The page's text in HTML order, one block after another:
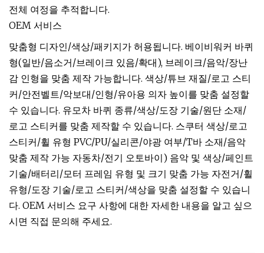
전체 여정을 추적합니다.
OEM 서비스
맞춤형 디자인/색상/패키지가 허용됩니다. 베이비워커 바퀴
형(일반/음소거/브레이크 있음/확대), 브레이크/음악/장난
감 인형을 맞춤 제작 가능합니다. 색상/튜브 재질/로고 스티
커/안전벨트/악보대/인형/유아용 의자 높이를 맞춤 설정할
수 있습니다. 유모차 바퀴 종류/색상/도장 기술/원단 소재/
로고 스티커를 맞춤 제작할 수 있습니다. 스쿠터 색상/로고
스티커/휠 유형 PVC/PU/실리콘/야광 여부/T바 소재/음악
맞춤 제작 가능 자동차/전기 오토바이) 음악 및 색상/페인트
기술/배터리/모터 프레임 유형 및 크기 맞춤 가능 자전거/휠
유형/도장 기술/로고 스티커/색상을 맞춤 설정할 수 있습니
다. OEM 서비스 요구 사항에 대한 자세한 내용을 알고 싶으
시면 직접 문의해 주세요.